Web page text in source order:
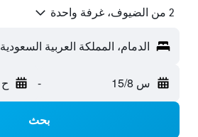
2 من الضيوف، غرفة واحدة
الدمام، المملكة العربية السعودية
س 15/8 - ح 16/8
بحث